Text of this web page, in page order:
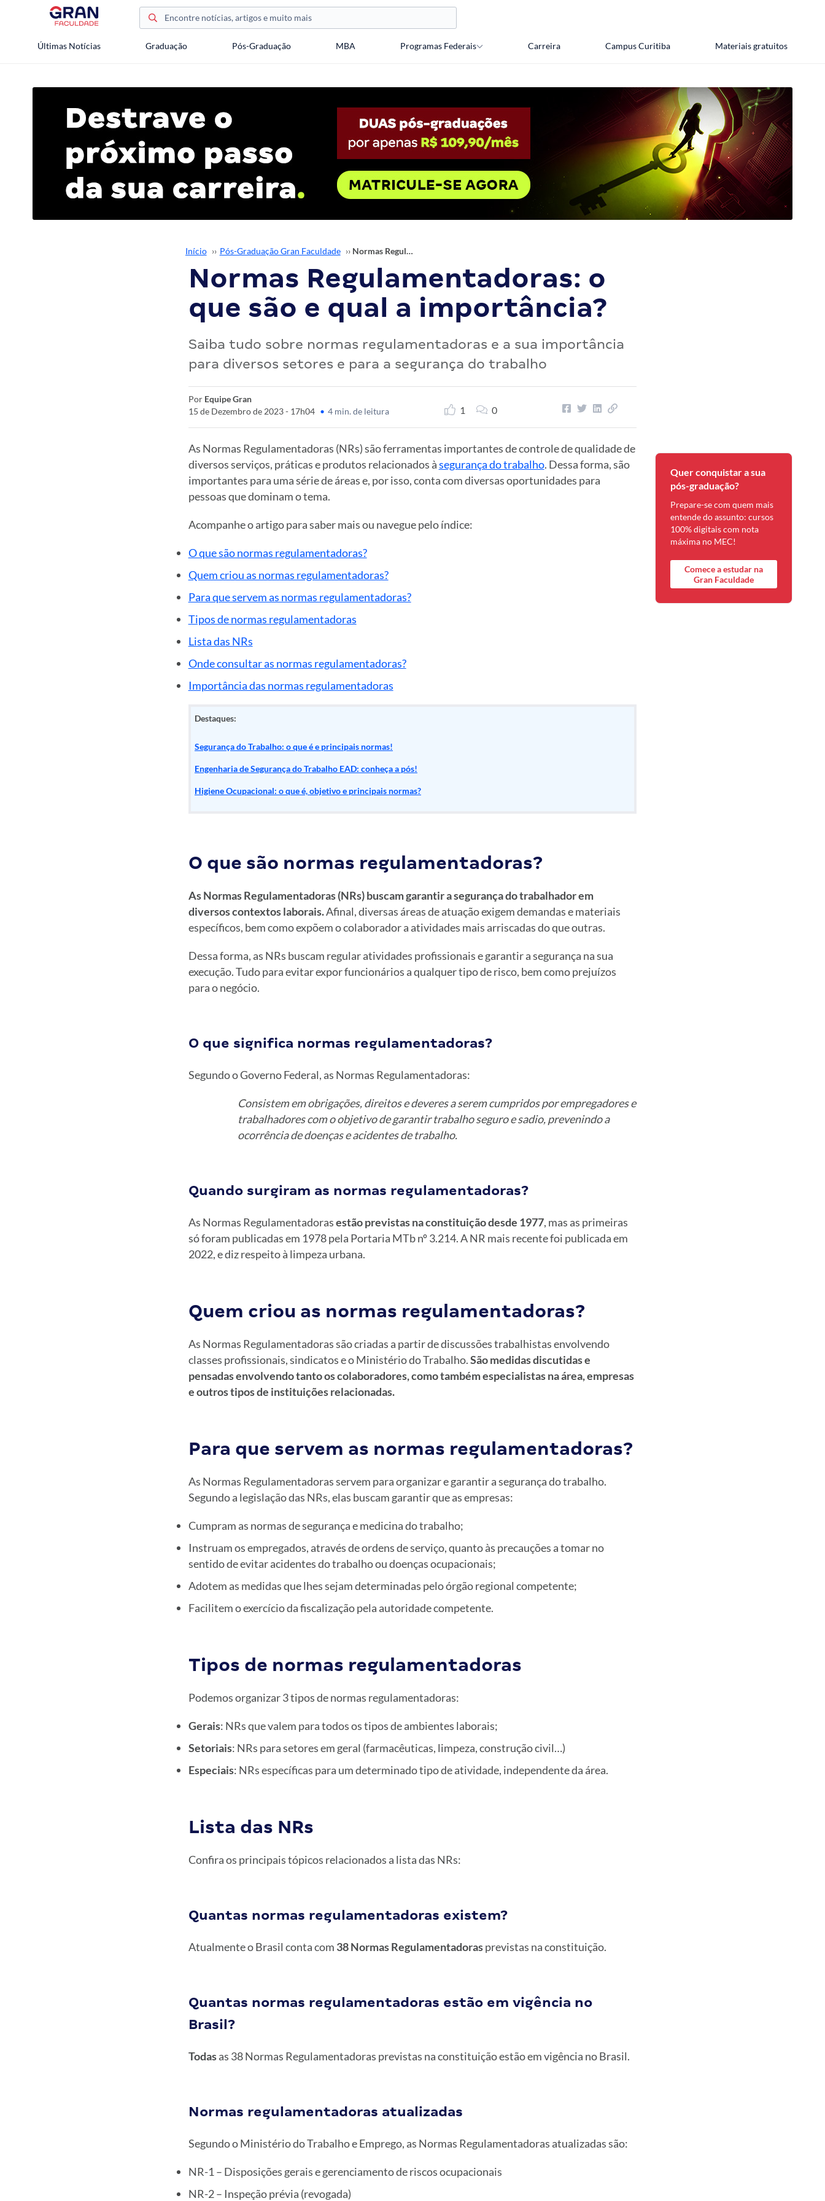
Últimas Notícias Graduação Pós-Graduação MBA Programas Federais Carreira Campus Curitiba Materiais gratuitos
Início ›› Pós-Graduação Gran Faculdade ›› Normas Regulamentadoras: o que são e qual a importância?
Normas Regulamentadoras: o
que são e qual a importância?
Saiba tudo sobre normas regulamentadoras e a sua importância
para diversos setores e para a segurança do trabalho
Por Equipe Gran
15 de Dezembro de 2023 - 17h04 • 4 min. de leitura 1 0
As Normas Regulamentadoras (NRs) são ferramentas importantes de controle de qualidade de
diversos serviços, práticas e produtos relacionados àsegurança do trabalho. Dessa forma, são
importantes para uma série de áreas e, por isso, conta com diversas oportunidades para
pessoas que dominam o tema.
Acompanhe o artigo para saber mais ou navegue pelo índice:
O que são normas regulamentadoras?
Quem criou as normas regulamentadoras?
Para que servem as normas regulamentadoras?
Tipos de normas regulamentadoras
Lista das NRs
Onde consultar as normas regulamentadoras?
Importância das normas regulamentadoras
Destaques:
Segurança do Trabalho: o que é e principais normas!
Engenharia de Segurança do Trabalho EAD: conheça a pós!
Higiene Ocupacional: o que é, objetivo e principais normas?
O que são normas regulamentadoras?
As Normas Regulamentadoras (NRs) buscam garantir a segurança do trabalhador em
diversos contextos laborais.Afinal, diversas áreas de atuação exigem demandas e materiais
específicos, bem como expõem o colaborador a atividades mais arriscadas do que outras.
Dessa forma, as NRs buscam regular atividades profissionais e garantir a segurança na sua
execução. Tudo para evitar expor funcionários a qualquer tipo de risco, bem como prejuízos
para o negócio.
O que significa normas regulamentadoras?
Segundo o Governo Federal, as Normas Regulamentadoras:
Consistem em obrigações, direitos e deveres a serem cumpridos por empregadores e
trabalhadores com o objetivo de garantir trabalho seguro e sadio, prevenindo a
ocorrência de doenças e acidentes de trabalho.
Quando surgiram as normas regulamentadoras?
As Normas Regulamentadorasestão previstas na constituição desde 1977, mas as primeiras
só foram publicadas em 1978 pela Portaria MTb nº 3.214. A NR mais recente foi publicada em
2022, e diz respeito à limpeza urbana.
Quem criou as normas regulamentadoras?
As Normas Regulamentadoras são criadas a partir de discussões trabalhistas envolvendo
classes profissionais, sindicatos e o Ministério do Trabalho.São medidas discutidas e
pensadas envolvendo tanto os colaboradores, como também especialistas na área, empresas
e outros tipos de instituições relacionadas.
Para que servem as normas regulamentadoras?
As Normas Regulamentadoras servem para organizar e garantir a segurança do trabalho.
Segundo a legislação das NRs, elas buscam garantir que as empresas:
Cumpram as normas de segurança e medicina do trabalho;
Instruam os empregados, através de ordens de serviço, quanto às precauções a tomar no
sentido de evitar acidentes do trabalho ou doenças ocupacionais;
Adotem as medidas que lhes sejam determinadas pelo órgão regional competente;
Facilitem o exercício da fiscalização pela autoridade competente.
Tipos de normas regulamentadoras
Podemos organizar 3 tipos de normas regulamentadoras:
Gerais: NRs que valem para todos os tipos de ambientes laborais;
Setoriais: NRs para setores em geral (farmacêuticas, limpeza, construção civil…)
Especiais: NRs específicas para um determinado tipo de atividade, independente da área.
Lista das NRs
Confira os principais tópicos relacionados a lista das NRs:
Quantas normas regulamentadoras existem?
Atualmente o Brasil conta com 38 Normas Regulamentadorasprevistas na constituição.
Quantas normas regulamentadoras estão em vigência no
Brasil?
Todasas 38 Normas Regulamentadoras previstas na constituição estão em vigência no Brasil.
Normas regulamentadoras atualizadas
Segundo o Ministério do Trabalho e Emprego, as Normas Regulamentadoras atualizadas são:
NR-1 – Disposições gerais e gerenciamento de riscos ocupacionais
NR-2 – Inspeção prévia (revogada)
Quer conquistar a sua
pós-graduação?
Prepare-se com quem mais
entende do assunto: cursos
100% digitais com nota
máxima no MEC!
Comece a estudar na
Gran Faculdade